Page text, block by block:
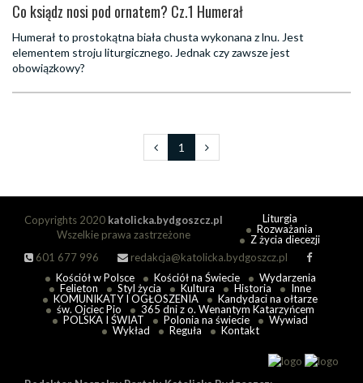
Co ksiądz nosi pod ornatem? Cz.1 Humerał
Humerał to prostokątna biała chusta wykonana z lnu. Jest
elementem stroju liturgicznego. Jednak czy zawsze jest
obowiązkowy?
1
Copyrights 2020 katolicka.bydgoszcz.pl
Wszelkie prawa zastrzeżone
601 677 996
redakcja@katolicka.bydgoszcz.pl
Liturgia
Rozważania
Z życia diecezji
Kościół w Polsce Kościół na Świecie
Wydarzenia
Felieton
Styl życia Kultura Historia
Inne
KOMUNIKATY I OGŁOSZENIA
Kandydaci na ołtarze
św. Ojciec Pio
365 dni z o. Wenantym Katarzyńcem
POLSKA I ŚWIAT
Polonia na świecie
Wywiad
Wykład
Reguła Kontakt